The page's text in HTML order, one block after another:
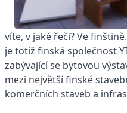
víte, v jaké řeči? Ve
je totiž finská společnost
zabývající se bytovou
mezi největší finské
komerčních staveb a